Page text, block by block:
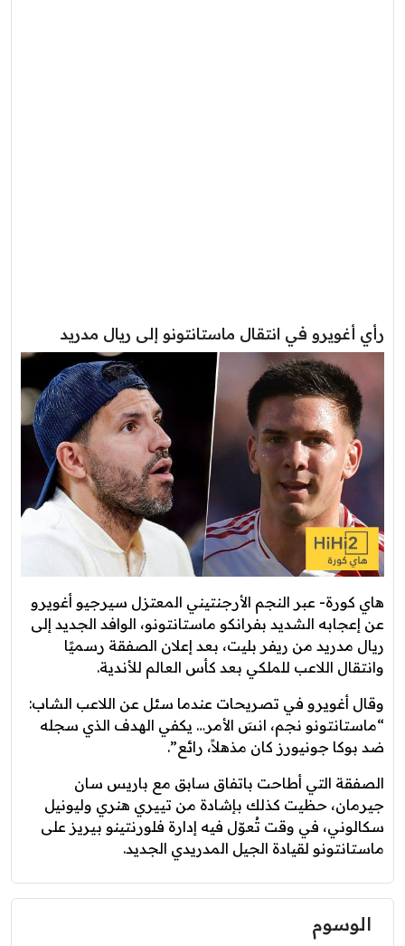
رأي أغويرو في انتقال ماستانتونو إلى ريال مدريد
هاي كورة- عبر النجم الأرجنتيني المعتزل سيرجيو أغويرو
عن إعجابه الشديد بفرانكو ماستانتونو، الوافد الجديد إلى
ريال مدريد من ريفر بليت، بعد إعلان الصفقة رسميًا
وانتقال اللاعب للملكي بعد كأس العالم للأندية.
وقال أغويرو في تصريحات عندما سئل عن اللاعب الشاب:
“ماستانتونو نجم، انسَ الأمر… يكفي الهدف الذي سجله
ضد بوكا جونيورز كان مذهلاً، رائع”.
الصفقة التي أطاحت باتفاق سابق مع باريس سان
جيرمان، حظيت كذلك بإشادة من تييري هنري وليونيل
سكالوني، في وقت تُعوّل فيه إدارة فلورنتينو بيريز على
ماستانتونو لقيادة الجيل المدريدي الجديد.
الوسوم